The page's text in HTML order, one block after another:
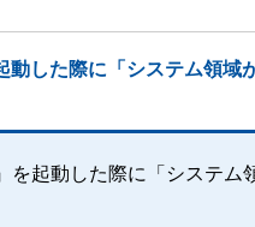
した際に「システム領域
起動した際に「システム